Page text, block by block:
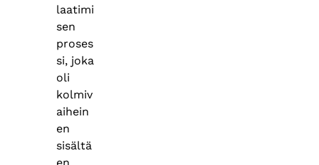
laatimi
sen
proses
si, joka
oli
kolmiv
aihein
en
sisältä
en